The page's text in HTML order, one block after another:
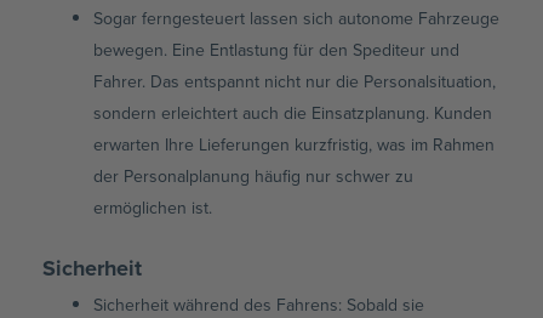
Sogar ferngesteuert lassen sich autonome Fahrzeuge
bewegen. Eine Entlastung für den Spediteur und
Fahrer. Das entspannt nicht nur die Personalsituation,
sondern erleichtert auch die Einsatzplanung. Kunden
erwarten Ihre Lieferungen kurzfristig, was im Rahmen
der Personalplanung häufig nur schwer zu
ermöglichen ist.
Sicherheit
Sicherheit während des Fahrens: Sobald sie